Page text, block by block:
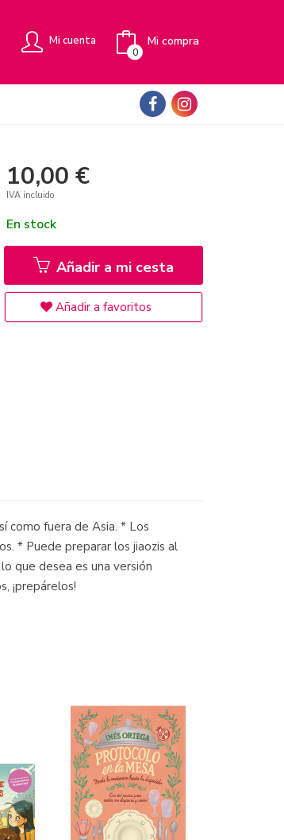
Mi cuenta Mi compra
0
10,00 €
IVA incluido
En stock
Añadir a mi cesta
Añadir a favoritos
como fuera de Asia. * Los
* Puede preparar los jiaozis al
que desea es una versión
¡prepárelos!